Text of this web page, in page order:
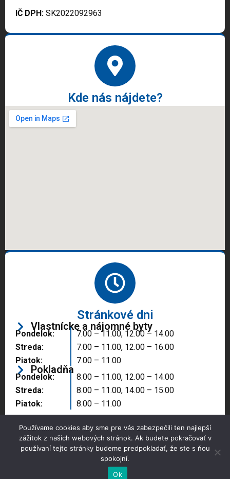
IČ DPH: SK2022092963
Kde nás nájdete?
Stránkové dni
Vlastnícke a nájomné byty
Pondelok:
Streda:
Piatok:
7.00 – 11.00, 12.00 – 14.00
7.00 – 11.00, 12.00 – 16.00
7.00 – 11.00
Pokladňa
Pondelok:
Streda:
Piatok:
8.00 – 11.00, 12.00 – 14.00
8.00 – 11.00, 14.00 – 15.00
8.00 – 11.00
Copyright © 2025 Správa majetku mesta, n.o.,
Partizánske
Používame cookies aby sme pre vás zabezpečili ten najlepší
zážitok z našich webových stránok. Ak budete pokračovať v
používaní tejto stránky budeme predpokladať, že ste s ňou
spokojní.
Ok